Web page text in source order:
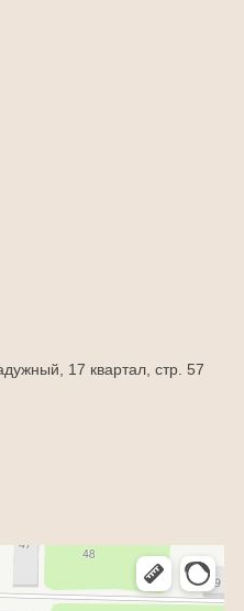
17 квартал, стр. 57